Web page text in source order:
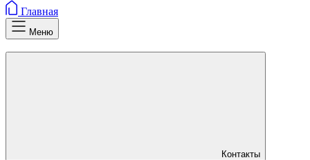
Главная
Меню
Контакты